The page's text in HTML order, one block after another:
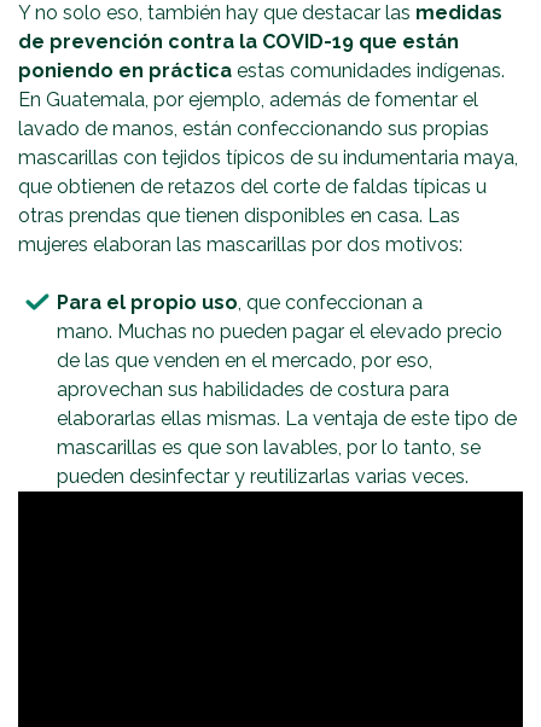
Y no solo eso, también hay que destacar las medidas
de prevención contra la COVID-19 que están
poniendo en práctica estas comunidades indígenas.
En Guatemala, por ejemplo, además de fomentar el
lavado de manos, están confeccionando sus propias
mascarillas con tejidos típicos de su indumentaria maya,
que obtienen de retazos del corte de faldas típicas u
otras prendas que tienen disponibles en casa. Las
mujeres elaboran las mascarillas por dos motivos:
Para el propio uso, que confeccionan a
mano. Muchas no pueden pagar el elevado precio
de las que venden en el mercado, por eso,
aprovechan sus habilidades de costura para
elaborarlas ellas mismas. La ventaja de este tipo de
mascarillas es que son lavables, por lo tanto, se
pueden desinfectar y reutilizarlas varias veces.